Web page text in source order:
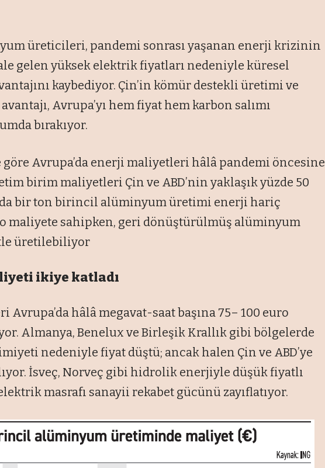
üreticileri, pandemi sonrası yaşanan enerji krizinin
gelen yüksek elektrik fiyatları nedeniyle küresel
kaybediyor. Çin’in kömür destekli üretimi ve
avantajı, Avrupa’yı hem fiyat hem karbon salımı
bırakıyor.
Avrupa’da enerji maliyetleri hâlâ pandemi öncesine
birim maliyetleri Çin ve ABD’nin yaklaşık yüzde 50
bir ton birincil alüminyum üretimi enerji hariç
maliyete sahipken, geri dönüştürülmüş alüminyum
üretilebiliyor
ikiye katladı
hâlâ megavat-saat başına 75– 100 euro
Almanya, Benelux ve Birleşik Krallık gibi bölgelerde
nedeniyle fiyat düştü; ancak halen Çin ve ABD’ye
İsveç, Norveç gibi hidrolik enerjiyle düşük fiyatlı
masrafı sanayii rekabet gücünü zayıflatıyor.